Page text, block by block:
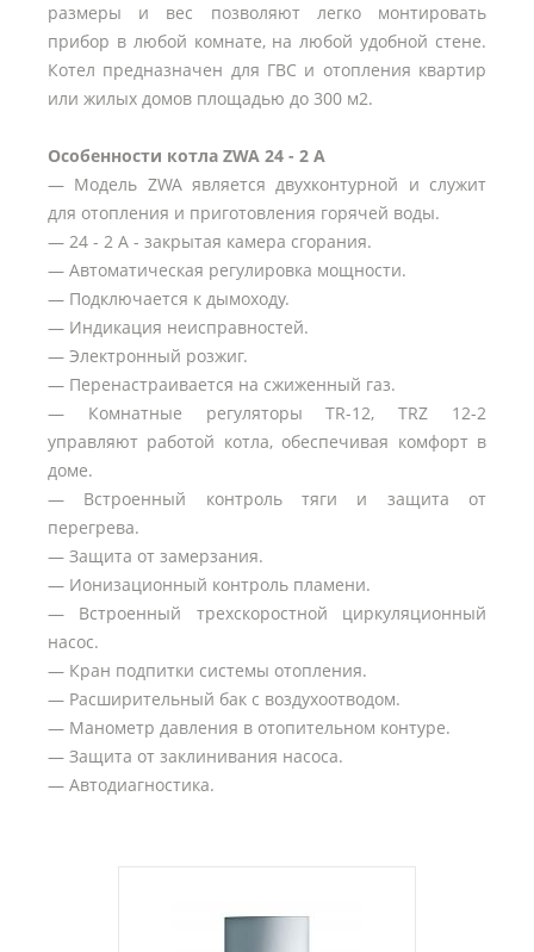
размеры и вес позволяют легко монтировать
прибор в любой комнате, на любой удобной стене.
Котел предназначен для ГВС и отопления квартир
или жилых домов площадью до 300 м2.
Особенности котла ZWA 24 - 2 A
— Модель ZWA является двухконтурной и служит
для отопления и приготовления горячей воды.
— 24 - 2 A - закрытая камера сгорания.
— Автоматическая регулировка мощности.
— Подключается к дымоходу.
— Индикация неисправностей.
— Электронный розжиг.
— Перенастраивается на сжиженный газ.
— Комнатные регуляторы TR-12, TRZ 12-2
управляют работой котла, обеспечивая комфорт в
доме.
— Встроенный контроль тяги и защита от
перегрева.
— Защита от замерзания.
— Ионизационный контроль пламени.
— Встроенный трехскоростной циркуляционный
насос.
— Кран подпитки системы отопления.
— Расширительный бак с воздухоотводом.
— Манометр давления в отопительном контуре.
— Защита от заклинивания насоса.
— Автодиагностика.